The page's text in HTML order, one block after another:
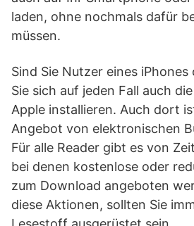
laden, ohne nochmals dafür
müssen.
Sind Sie Nutzer eines
Sie sich auf jeden Fall auch
Apple installieren. Auch dort
Angebot von elektronischen
Für alle Reader gibt es von
bei denen kostenlose oder
zum Download angeboten
diese Aktionen, sollten Sie